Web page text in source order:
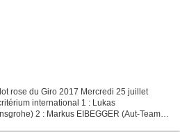
rose du Giro 2017 Mercredi 25 juillet
international 1 : Lukas
2 : Markus EIBEGGER (Aut-Team